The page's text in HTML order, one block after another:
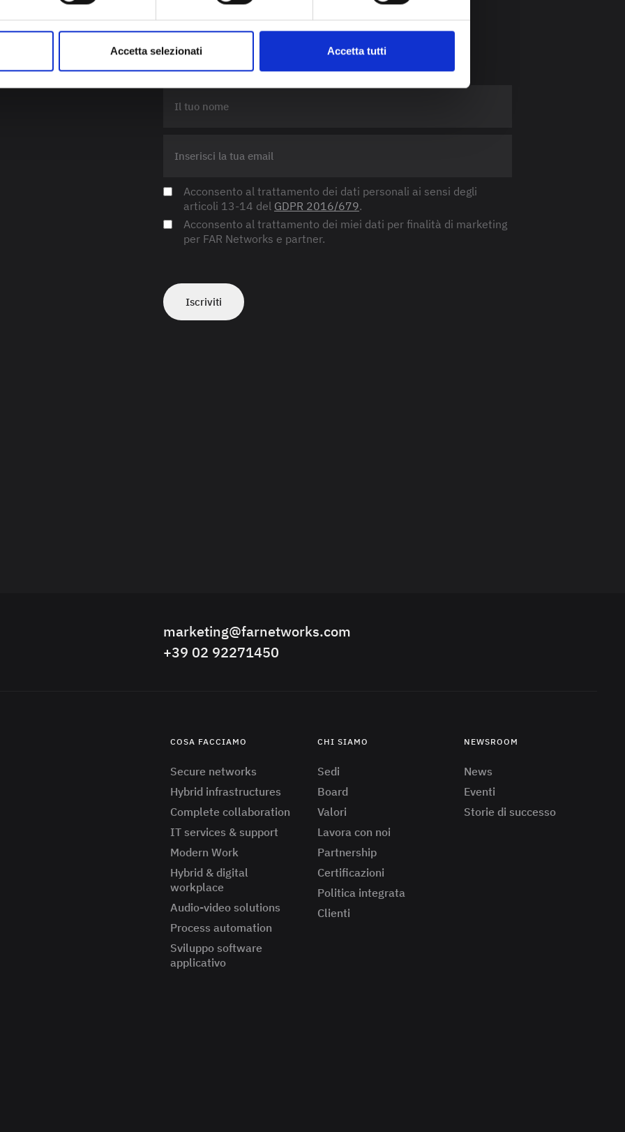
Accetta selezionati Accetta tutti
Iscriviti alla nostra
newsletter per conoscere tutte le
novità
Acconsento al trattamento dei dati personali ai sensi degli
articoli 13-14 del GDPR 2016/679.
Acconsento al trattamento dei miei dati per finalità di marketing
per FAR Networks e partner.
Iscriviti
marketing@farnetworks.com
+39 02 92271450
COSA FACCIAMO
Secure networks
Hybrid infrastructures
Complete collaboration
IT services & support
Modern Work
Hybrid & digital
workplace
Audio-video solutions
Process automation
Sviluppo software
applicativo
CHI SIAMO
Sedi
Board
Valori
Lavora con noi
Partnership
Certificazioni
Politica integrata
Clienti
NEWSROOM
News
Eventi
Storie di successo